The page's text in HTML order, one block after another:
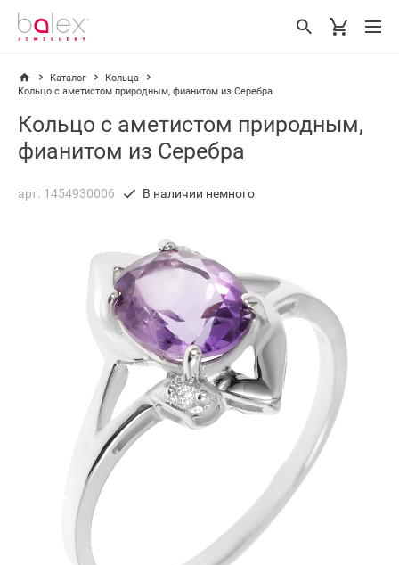
Каталог
Кольца
Кольцо с аметистом природным, фианитом из Серебра
Кольцо с аметистом природным,
фианитом из Серебра
арт. 1454930006 В наличии немного